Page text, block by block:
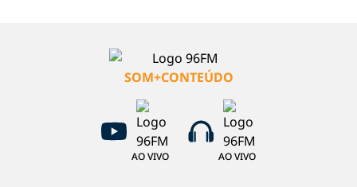
SOM+CONTEÚDO
AO VIVO AO VIVO